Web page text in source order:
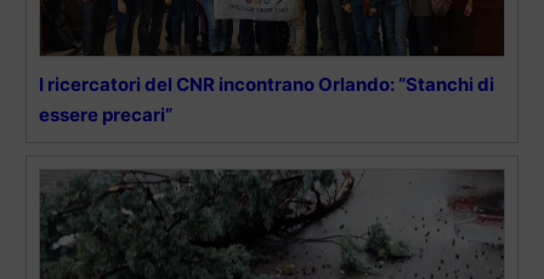
I ricercatori del CNR incontrano Orlando: “Stanchi di
essere precari”